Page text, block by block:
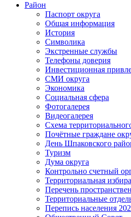
Район
Паспорт округа
Общая информация
История
Символика
Экстренные службы
Телефоны доверия
Инвестиционная
СМИ округа
Экономика
Социальная сфера
Фотогалерея
Видеогалерея
Схема
Почётные граждане
День Шпаковского
Туризм
Дума округа
Контрольно счетный
Территориальная
Перечень
Территориальные
Перепись населения